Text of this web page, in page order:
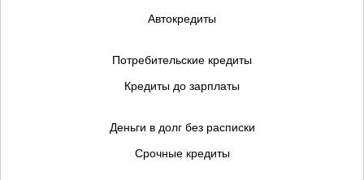
Автокредиты
Потребительские кредиты
Кредиты до зарплаты
Деньги в долг без расписки
Срочные кредиты